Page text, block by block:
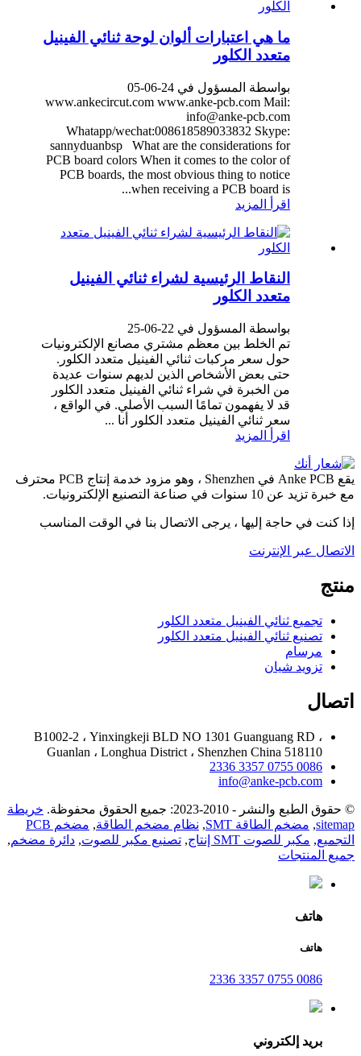
ما هي اعتبارات ألوان لوحة ثنائي الفينيل
متعدد الكلور
بواسطة المسؤول في 24-06-05
www.ankecircut.com www.anke-pcb.com Mail:
info@anke-pcb.com
Whatapp/wechat:008618589033832 Skype:
sannyduanbsp What are the considerations for
PCB board colors When it comes to the color of
PCB boards, the most obvious thing to notice
when receiving a PCB board is...
اقرأ المزيد
النقاط الرئيسية لشراء ثنائي الفينيل
متعدد الكلور
بواسطة المسؤول في 22-06-25
تم الخلط بين معظم مشتري مصانع الإلكترونيات
حول سعر مركبات ثنائي الفينيل متعدد الكلور.
حتى بعض الأشخاص الذين لديهم سنوات عديدة
من الخبرة في شراء ثنائي الفينيل متعدد الكلور
قد لا يفهمون تمامًا السبب الأصلي. في الواقع ،
سعر ثنائي الفينيل متعدد الكلور أنا ...
اقرأ المزيد
يقع Anke PCB في Shenzhen ، وهو مزود خدمة إنتاج PCB محترف
مع خبرة تزيد عن 10 سنوات في صناعة التصنيع الإلكترونيات.
إذا كنت في حاجة إليها ، يرجى الاتصال بنا في الوقت المناسب
الاتصال عبر الإنترنت
منتج
تجميع ثنائي الفينيل متعدد الكلور
تصنيع ثنائي الفينيل متعدد الكلور
مرسام
تزويد شيان
اتصال
B1002-2 ، Yinxingkeji BLD NO 1301 Guanguang RD ،
Guanlan ، Longhua District ، Shenzhen China 518110
0086 0755 3357 2336
info@anke-pcb.com
© حقوق الطبع والنشر - 2010-2023: جميع الحقوق محفوظة.
خريطة
sitemap
, مضخم الطاقة SMT , نظام مضخم الطاقة,
مضخم PCB
التجميع, مكبر للصوت SMT إنتاج , تصنيع مكبر للصوت, دائرة مضخم,
جميع المنتجات
هاتف
هاتف
0086 0755 3357 2336
بريد إلكتروني